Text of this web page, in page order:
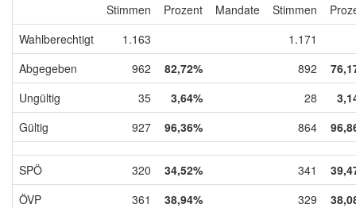
Stimmen
Prozent Mandate Stimmen
Wahlberechtigt
1.163
1.171
Abgegeben
962 82,72% 892
Ungültig
35 3,64% 28
Gültig
927 96,36% 864
SPÖ 320 34,52% 341
ÖVP
361 38,94% 329